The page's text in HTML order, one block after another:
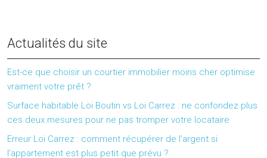
Actualités du site
Est-ce que choisir un courtier immobilier moins cher optimise
vraiment votre prêt ?
Surface habitable Loi Boutin vs Loi Carrez : ne confondez plus
ces deux mesures pour ne pas tromper votre locataire
Erreur Loi Carrez : comment récupérer de l’argent si
l’appartement est plus petit que prévu ?